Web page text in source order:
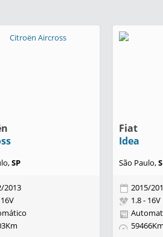
SP
2013
Fiat
Idea
São Paulo,
2015/
1.8 - 16V
59466Km